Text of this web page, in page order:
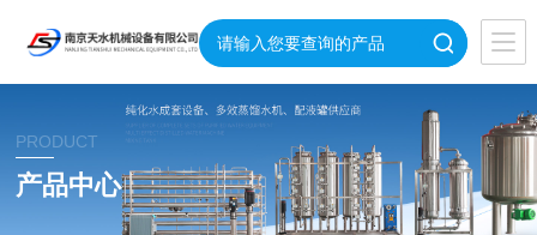
PRODUCT
产品中心